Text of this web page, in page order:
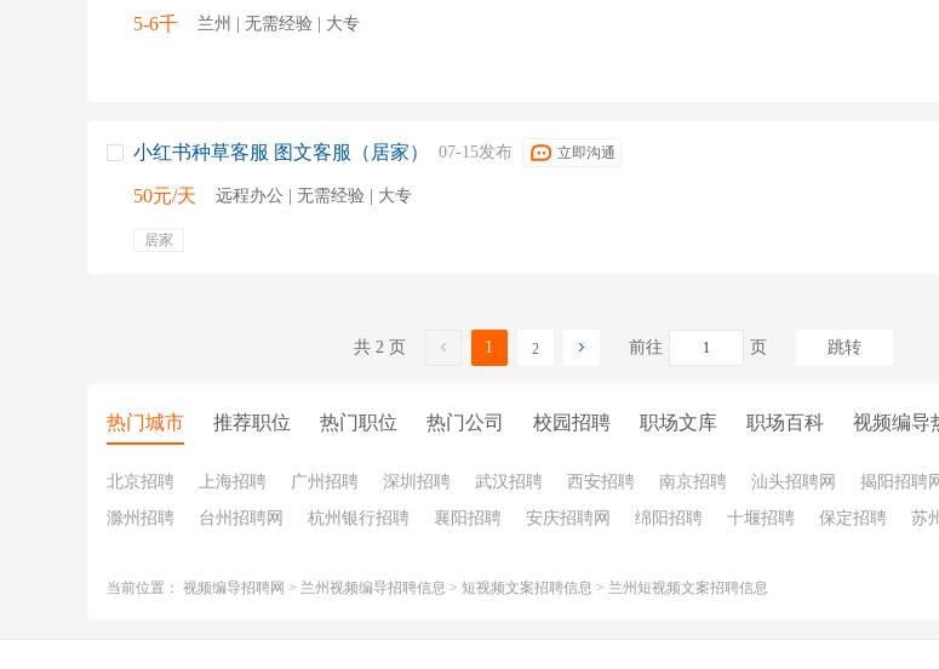
5-6千 兰州 | 无需经验 | 大专
小红书种草客服 图文客服（居家） 07-15发布 立即沟通
50元/天 远程办公 | 无需经验 | 大专
居家
共 2 页 1 2 前往 页 跳转
热门城市 推荐职位 热门职位 热门公司 校园招聘 职场文库 职场百科 视频编导
北京招聘 上海招聘 广州招聘 深圳招聘 武汉招聘 西安招聘 南京招聘 汕头招聘网 揭阳招聘
滁州招聘
台州招聘网 杭州银行招聘 襄阳招聘 安庆招聘网 绵阳招聘 十堰招聘 保定招聘 苏
当前位置： 视频编导招聘网 > 兰州视频编导招聘信息 > 短视频文案招聘信息 > 兰州短视频文案招聘信息